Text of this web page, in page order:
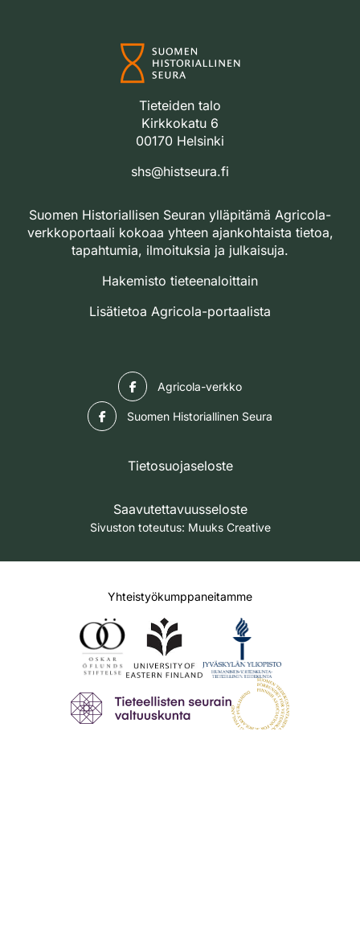
Tieteiden talo
Kirkkokatu 6
00170 Helsinki
shs@histseura.fi
Suomen Historiallisen Seuran ylläpitämä Agricola-
verkkoportaali kokoaa yhteen ajankohtaista tietoa,
tapahtumia, ilmoituksia ja julkaisuja.
Hakemisto tieteenaloittain
Lisätietoa Agricola-portaalista
Agricola-verkko
Suomen Historiallinen Seura
Tietosuojaseloste
Saavutettavuusseloste
Sivuston toteutus: Muuks Creative
Yhteistyökumppaneitamme